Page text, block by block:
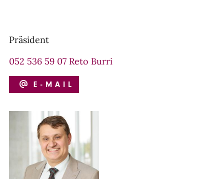
Präsident
052 536 59 07 Reto Burri
E-MAIL